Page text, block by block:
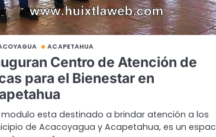
ACAPETAHUA
Centro de Atención de
para el Bienestar en
modulo esta destinado a brindar atención a los
de Acacoyagua y Acapetahua, es un